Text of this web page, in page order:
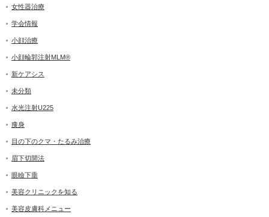
女性器治療
学会情報
小顔治療
小顔輪郭注射MLM®
新ケアシス
未分類
水光注射U225
痩身
目の下のクマ・たるみ治療
眉下切開法
眼瞼下垂
美容クリニックを知る
美容皮膚科メニュー